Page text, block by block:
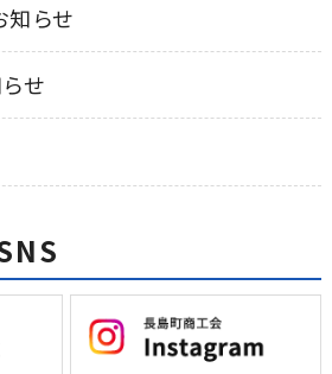
知らせ
せ